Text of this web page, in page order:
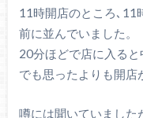
11時開店のところ､11
前に並んでいました。
20分ほどで店に入ると
でも思ったよりも開店
噂には聞いていました